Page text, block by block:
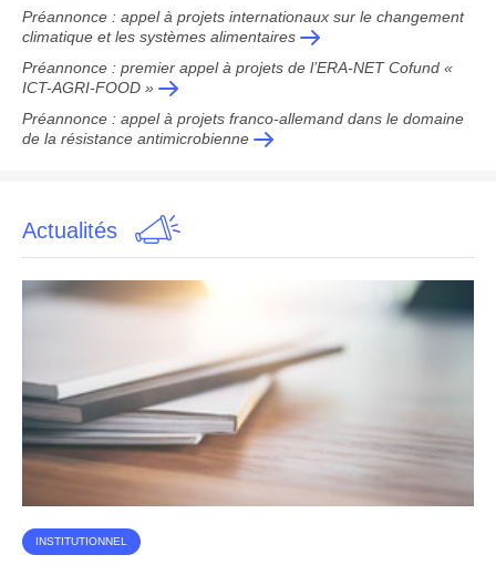
Préannonce : appel à projets internationaux sur le changement
climatique et les systèmes alimentaires
Préannonce : premier appel à projets de l’ERA-NET Cofund «
ICT-AGRI-FOOD »
Préannonce : appel à projets franco-allemand dans le domaine
de la résistance antimicrobienne
Actualités
INSTITUTIONNEL